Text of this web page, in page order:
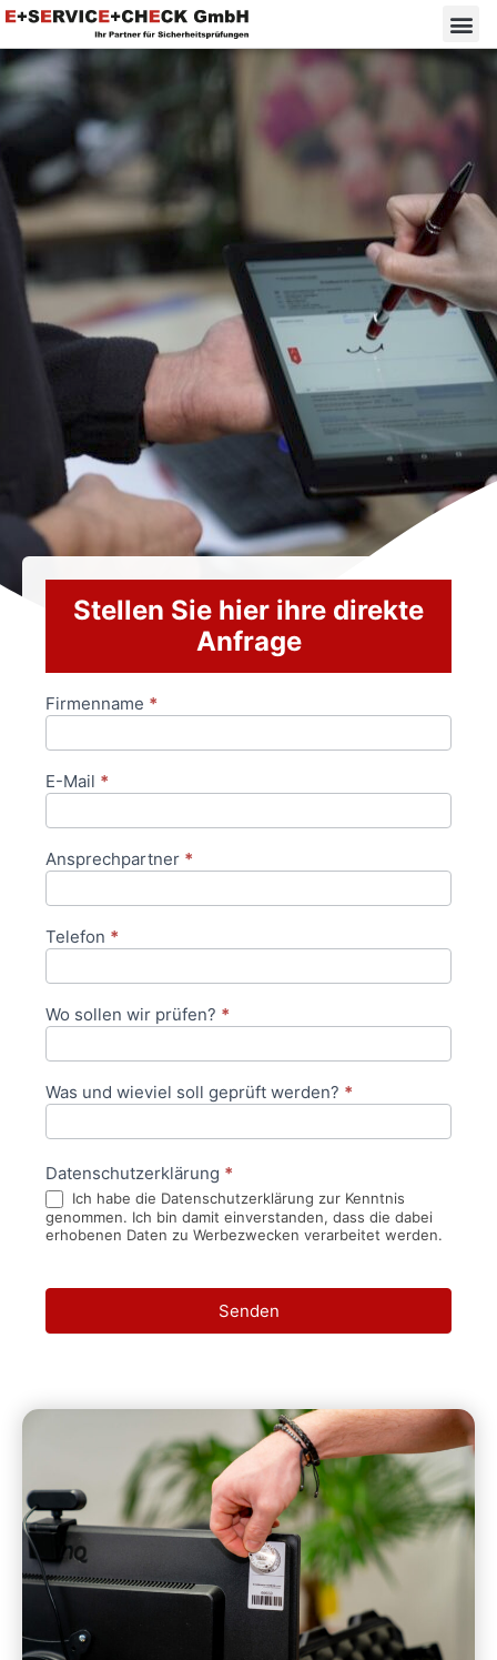
Stellen Sie hier ihre direkte
Anfrage
Anfrageformular
Firmenname *
E-Mail *
Ansprechpartner *
Telefon *
Wo sollen wir prüfen? *
Was und wieviel soll geprüft werden? *
Datenschutzerklärung *
Ich habe die Datenschutzerklärung zur Kenntnis
genommen. Ich bin damit einverstanden, dass die dabei
erhobenen Daten zu Werbezwecken verarbeitet werden.
Senden